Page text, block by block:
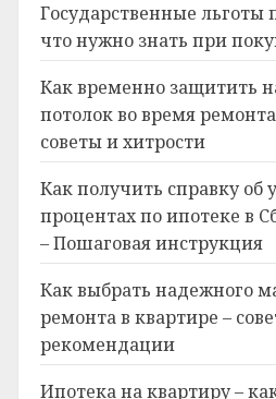
Государственные льготы
что нужно знать при
Как временно защитить
потолок во время
советы и хитрости
Как получить справку об
процентах по ипотеке в
– Пошаговая инструкция
Как выбрать надежного
ремонта в квартире –
рекомендации
Ипотека на квартиру –